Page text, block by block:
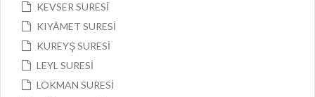
KEVSER SURESİ
KIYÂMET SURESİ
KUREYŞ SURESİ
LEYL SURESİ
LOKMAN SURESİ